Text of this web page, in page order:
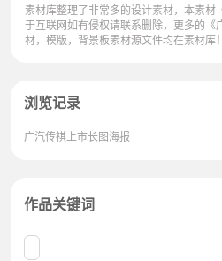
素材库整理了非常多的设计素材，本素材
于互联网如有侵权请联系删除，更多的《
材，模版，背景板素材源文件均在素材库！
浏览记录
广汽传祺上市长图海报
作品关键词